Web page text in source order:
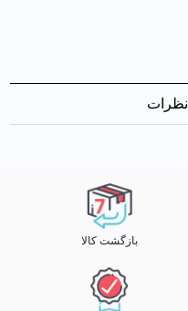
نظرات
بازگشت کالا